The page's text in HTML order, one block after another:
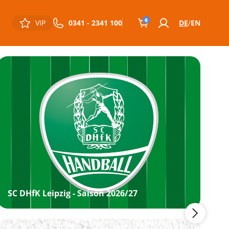
VIP 0341 - 2341 100 0 DE EN
SC DHfK Leipzig - Saison 2026/27